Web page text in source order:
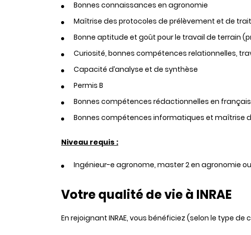
Bonnes connaissances en agronomie
Maîtrise des protocoles de prélèvement et de
Bonne aptitude et goût pour le travail de terrain
Curiosité, bonnes compétences relationnelles,
Capacité d’analyse et de synthèse
Permis B
Bonnes compétences rédactionnelles en
Bonnes compétences informatiques et maîtrise
Niveau requis :
Ingénieur-e agronome, master 2 en agronomie
Votre qualité de vie à INRAE
En rejoignant INRAE, vous bénéficiez (selon le type